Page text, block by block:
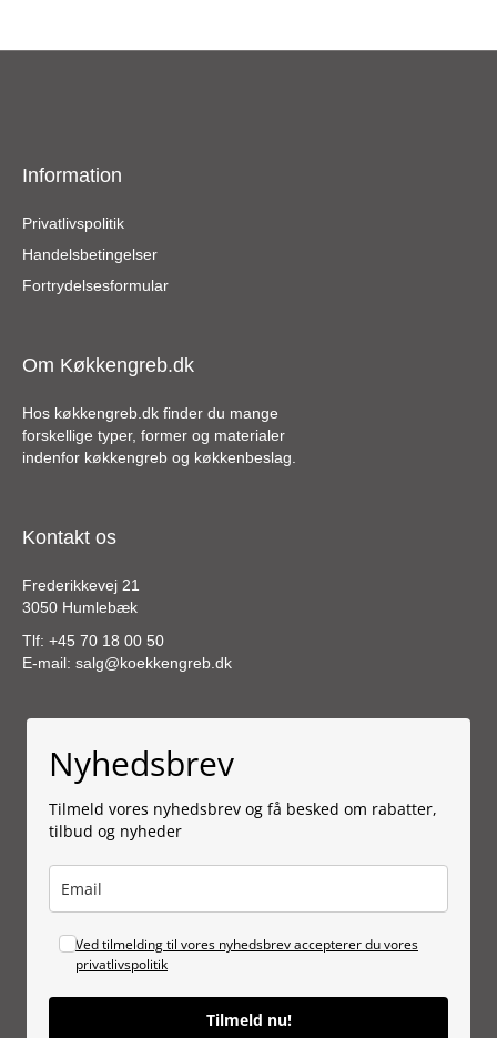
Information
Privatlivspolitik
Handelsbetingelser
Fortrydelsesformular
Om Køkkengreb.dk
Hos køkkengreb.dk finder du mange
forskellige typer, former og materialer
indenfor køkkengreb og køkkenbeslag.
Kontakt os
Frederikkevej 21
3050 Humlebæk
Tlf: +45 70 18 00 50
E-mail: salg@koekkengreb.dk
Nyhedsbrev
Tilmeld vores nyhedsbrev og få besked om rabatter,
tilbud og nyheder
Ved tilmelding til vores nyhedsbrev accepterer du vores
privatlivspolitik
Tilmeld nu!